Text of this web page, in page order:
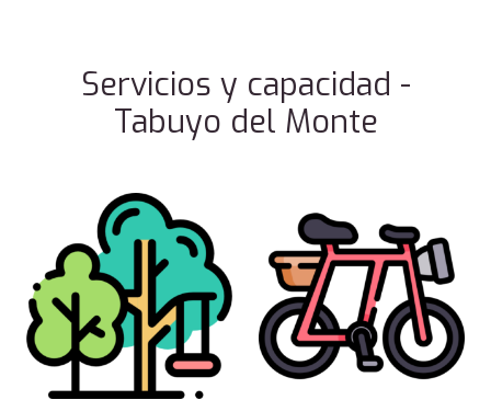
Servicios y capacidad -
Tabuyo del Monte